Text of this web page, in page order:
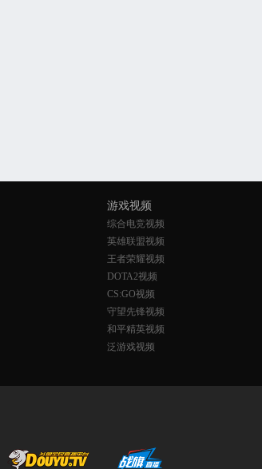
游戏视频
综合电竞视频
英雄联盟视频
王者荣耀视频
DOTA2视频
CS:GO视频
守望先锋视频
和平精英视频
泛游戏视频